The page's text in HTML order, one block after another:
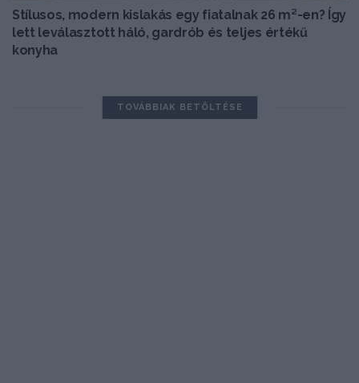
Stílusos, modern kislakás egy fiatalnak 26 m²-en? Így
lett leválasztott háló, gardrób és teljes értékű
konyha
TOVÁBBIAK BETÖLTÉSE